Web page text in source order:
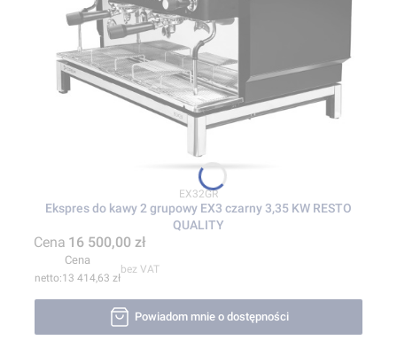
Kod produktu
EX32GR
Ekspres do kawy 2 grupowy EX3 czarny 3,35 KW RESTO
QUALITY
Cena 16 500,00 zł
Cena
13 414,63 zł
bez VAT
Powiadom mnie o dostępności